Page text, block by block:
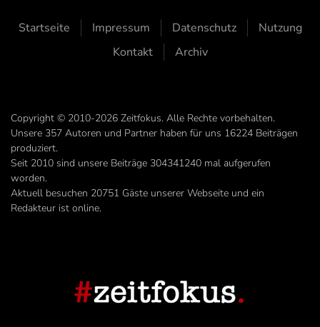
Startseite Impressum Datenschutz
Nutzung
Kontakt
Archiv
Copyright © 2010-2026 Zeitfokus. Alle Rechte vorbehalten.
Unsere 357 Autoren und Partner haben für uns 16224 Beiträgen
produziert.
Seit 2010 sind unsere Beiträge 304341240 mal aufgerufen
worden.
Aktuell besuchen 20751 Gäste unserer Webseite und ein
Redakteur ist online.